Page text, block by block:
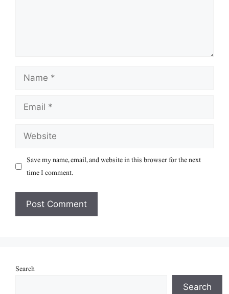
Name
Email
Website
Save my name, email, and website in this browser for the next
time I comment.
Search
Search